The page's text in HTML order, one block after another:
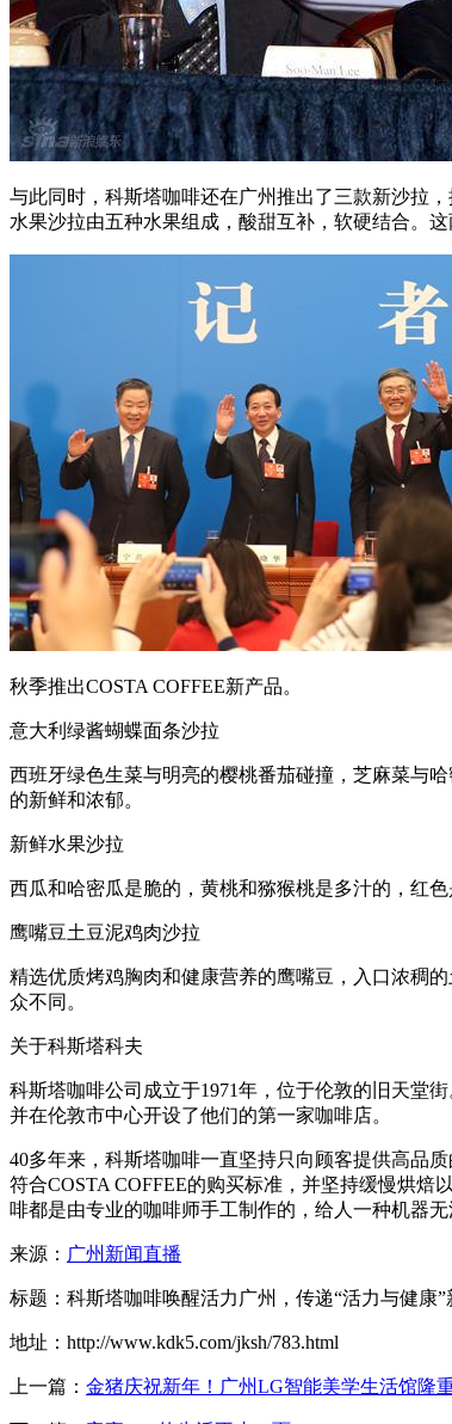
与此同时，科斯塔咖啡还在广州推出了三款新沙拉
水果沙拉由五种水果组成，酸甜互补，软硬结合。
秋季推出COSTA COFFEE新产品。
意大利绿酱蝴蝶面条沙拉
西班牙绿色生菜与明亮的樱桃番茄碰撞，芝麻菜与
的新鲜和浓郁。
新鲜水果沙拉
西瓜和哈密瓜是脆的，黄桃和猕猴桃是多汁的，红
鹰嘴豆土豆泥鸡肉沙拉
精选优质烤鸡胸肉和健康营养的鹰嘴豆，入口浓稠
众不同。
关于科斯塔科夫
科斯塔咖啡公司成立于1971年，位于伦敦的旧天堂
并在伦敦市中心开设了他们的第一家咖啡店。
40多年来，科斯塔咖啡一直坚持只向顾客提供高品
符合COSTA COFFEE的购买标准，并坚持缓慢烘
啡都是由专业的咖啡师手工制作的，给人一种机器无
来源： 广州新闻直播
标题：科斯塔咖啡唤醒活力广州，传递“活力与健康”
地址：http://www.kdk5.com/jksh/783.html
上一篇： 金猪庆祝新年！广州LG智能美学生活馆隆